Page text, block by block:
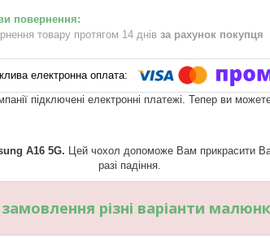
товару протягом 14 днів за рахунок покупця
підключені електронні платежі. Тепер ви
A16 5G. Цей чохол допоможе Вам прикрасити
разі падіння.
різні варіанти